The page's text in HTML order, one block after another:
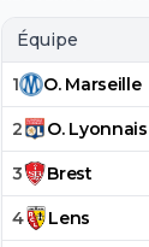
Équipe
1 O. Marseille
2 O. Lyonnais
3 Brest
4 Lens